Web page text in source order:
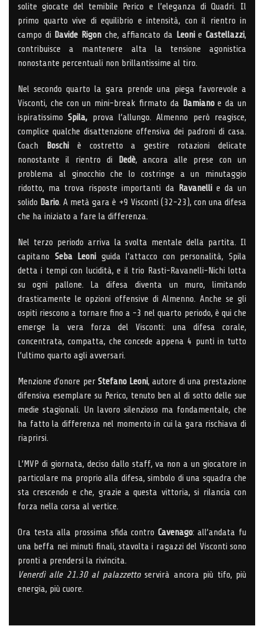
solite giocate del temibile Perico e l’eleganza di Quadri. Il
primo quarto vive di equilibrio e intensità, con il rientro in
campo di Davide Rigon che, affiancato da LeonieCastellazzi,
contribuisce a mantenere alta la tensione agonistica
nonostante percentuali non brillantissime al tiro.
Nel secondo quarto la gara prende una piega favorevole a
Visconti, che con un mini-break firmato da Damianoe da un
ispiratissimoSpila, prova l’allungo. Almenno però reagisce,
complice qualche disattenzione offensiva dei padroni di casa.
Coach
Boschiè costretto a gestire rotazioni delicate
nonostante il rientro di
Dedè, ancora alle prese con un
problema al ginocchio che lo costringe a un minutaggio
ridotto, ma trova risposte importanti da Ravanellie da un
solido Dario. A metà gara è +9 Visconti (32-23), con una difesa
che ha iniziato a fare la differenza.
Nel terzo periodo arriva la svolta mentale della partita. Il
capitano Seba Leoni guida l’attacco con personalità, Spila
detta i tempi con lucidità, e il trio Rasti-Ravanelli-Nichi lotta
su ogni pallone. La difesa diventa un muro, limitando
drasticamente le opzioni offensive di Almenno. Anche se gli
ospiti riescono a tornare fino a -3 nel quarto periodo, è qui che
emerge la vera forza del Visconti: una difesa corale,
concentrata, compatta, che concede appena 4 punti in tutto
l’ultimo quarto agli avversari.
Menzione d’onore perStefano Leoni, autore di una prestazione
difensiva esemplare su Perico, tenuto ben al di sotto delle sue
medie stagionali. Un lavoro silenzioso ma fondamentale, che
ha fatto la differenza nel momento in cui la gara rischiava di
riaprirsi.
L’MVP di giornata, deciso dallo staff, va non a un giocatore in
particolare ma proprio alla difesa, simbolo di una squadra che
sta crescendo e che, grazie a questa vittoria, si rilancia con
forza nella corsa al vertice.
Ora testa alla prossima sfida contro Cavenago: all’andata fu
una beffa nei minuti finali, stavolta i ragazzi del Visconti sono
pronti a prendersi la rivincita.
Venerdì alle 21.30 al palazzettoservirà ancora più tifo, più
energia, più cuore.